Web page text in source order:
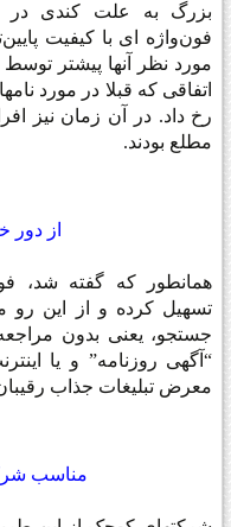
بزرگ به علت کندی در
فون‌واژه ای با کیفیت
مورد نظر آنها پیشتر
اتفاقی که قبلا در مورد
رخ داد. در آن زمان نیز
مطلع بودند.
از دور
همانطور که گفته شد،
تسهیل کرده و از این رو
“آگهی روزنامه” و یا
معرض تبلیغات جذاب
مناسب